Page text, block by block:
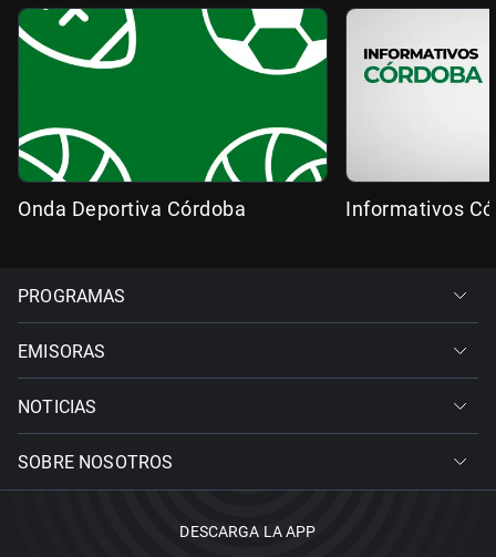
Onda Deportiva Córdoba Informativos
PROGRAMAS
EMISORAS
NOTICIAS
SOBRE NOSOTROS
DESCARGA LA APP